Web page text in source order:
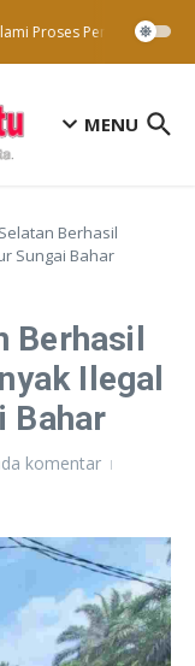
Proses Penyelidikan
MENU
Berhasil
Sungai Bahar
Berhasil
Ilegal
Bahar
komentar